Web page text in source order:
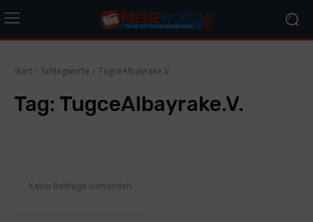
Start Schlagworte TugceAlbayrake.V.
Tag: TugceAlbayrake.V.
Keine Beiträge vorhanden